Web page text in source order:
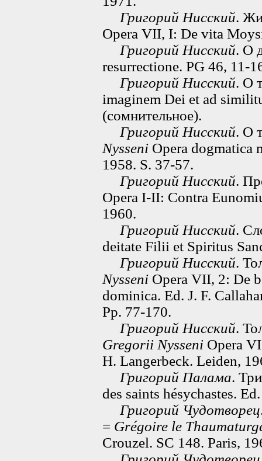
Григорий Нисский.
Opera VII, I: De vita
Григорий Нисский. О
resurrectione. PG 46, 11-
Григорий Нисский. О
imaginem Dei et ad
(сомнительное).
Григорий Нисский. О
Nysseni Opera dogmatica
1958. S. 37-57.
Григорий Нисский.
Opera I-II: Contra
1960.
Григорий Нисский.
deitate Filii et Spiritus
Григорий Нисский.
Nysseni Opera VII, 2: De
dominica. Ed. J. F.
Pp. 77-170.
Григорий Нисский.
Gregorii Nysseni Opera
H. Langerbeck. Leiden,
Григорий Палама.
des saints hésychastes.
Григорий Чудотворец
= Grégoire le
Crouzel. SC 148. Paris,